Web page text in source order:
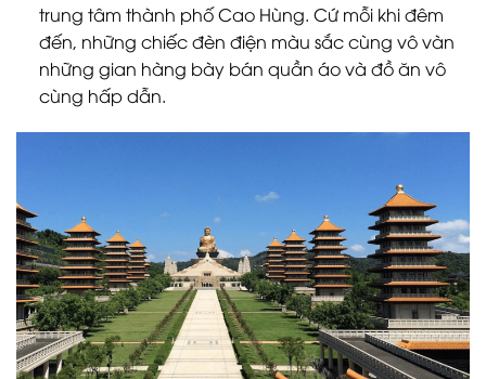
trung tâm thành phố Cao Hùng. Cứ mỗi khi đêm
đến, những chiếc đèn điện màu sắc cùng vô vàn
những gian hàng bày bán quần áo và đồ ăn vô
cùng hấp dẫn.